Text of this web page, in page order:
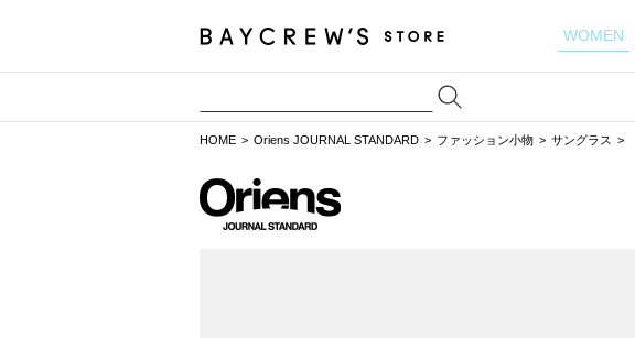
WOMEN
HOME Oriens JOURNAL STANDARD ファッション小物 サングラス